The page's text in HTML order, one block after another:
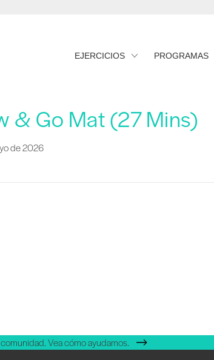
EJERCICIOS PROGRAMAS
& Go Mat (27 Mins)
de 2026
Vea cómo ayudamos.